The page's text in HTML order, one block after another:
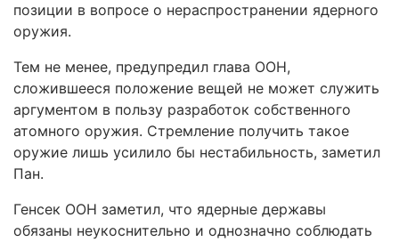
позиции в вопросе о нераспространении ядерного
оружия.
Тем не менее, предупредил глава ООН,
сложившееся положение вещей не может служить
аргументом в пользу разработок собственного
атомного оружия. Стремление получить такое
оружие лишь усилило бы нестабильность, заметил
Пан.
Генсек ООН заметил, что ядерные державы
обязаны неукоснительно и однозначно соблюдать